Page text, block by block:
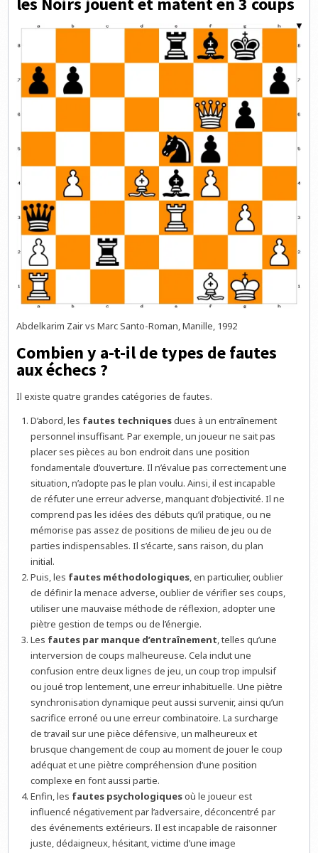
Abdelkarim Zair vs Marc Santo-Roman, Manille, 1992
Combien y a-t-il de types de fautes
aux échecs ?
Il existe quatre grandes catégories de fautes.
D’abord, les fautes techniquesdues à un entraînement
personnel insuffisant. Par exemple, un joueur ne sait pas
placer ses pièces au bon endroit dans une position
fondamentale d’ouverture. Il n’évalue pas correctement une
situation, n’adopte pas le plan voulu. Ainsi, il est incapable
de réfuter une erreur adverse, manquant d’objectivité. Il ne
comprend pas les idées des débuts qu’il pratique, ou ne
mémorise pas assez de positions de milieu de jeu ou de
parties indispensables. Il s’écarte, sans raison, du plan
initial.
Puis, les fautes méthodologiques, en particulier, oublier
de définir la menace adverse, oublier de vérifier ses coups,
utiliser une mauvaise méthode de réflexion, adopter une
piètre gestion de temps ou de l’énergie.
Les fautes par manque d’entraînement, telles qu’une
interversion de coups malheureuse. Cela inclut une
confusion entre deux lignes de jeu, un coup trop impulsif
ou joué trop lentement, une erreur inhabituelle. Une piètre
synchronisation dynamique peut aussi survenir, ainsi qu’un
sacrifice erroné ou une erreur combinatoire. La surcharge
de travail sur une pièce défensive, un malheureux et
brusque changement de coup au moment de jouer le coup
adéquat et une piètre compréhension d’une position
complexe en font aussi partie.
Enfin, les fautes psychologiquesoù le joueur est
influencé négativement par l’adversaire, déconcentré par
des événements extérieurs. Il est incapable de raisonner
juste, dédaigneux, hésitant, victime d’une image